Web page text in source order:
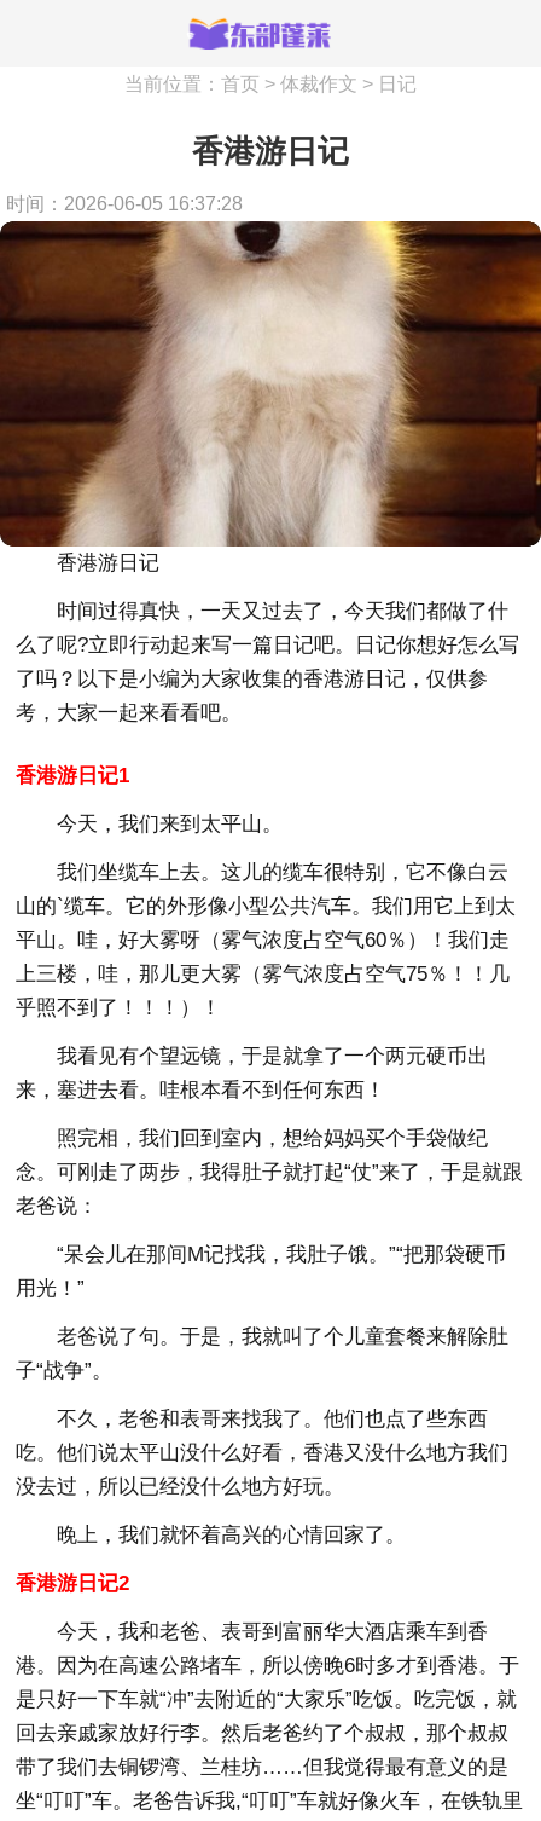
当前位置： 首页 > 体裁作文 > 日记
香港游日记
时间：2026-06-05 16:37:28
香港游日记
时间过得真快，一天又过去了，今天我们都做了什
么了呢?立即行动起来写一篇日记吧。日记你想好怎么写
了吗？以下是小编为大家收集的香港游日记，仅供参
考，大家一起来看看吧。
香港游日记1
今天，我们来到太平山。
我们坐缆车上去。这儿的缆车很特别，它不像白云
山的`缆车。它的外形像小型公共汽车。我们用它上到太
平山。哇，好大雾呀（雾气浓度占空气60％）！我们走
上三楼，哇，那儿更大雾（雾气浓度占空气75％！！几
乎照不到了！！！）！
我看见有个望远镜，于是就拿了一个两元硬币出
来，塞进去看。哇根本看不到任何东西！
照完相，我们回到室内，想给妈妈买个手袋做纪
念。可刚走了两步，我得肚子就打起“仗”来了，于是就跟
老爸说：
“呆会儿在那间M记找我，我肚子饿。”“把那袋硬币
用光！”
老爸说了句。于是，我就叫了个儿童套餐来解除肚
子“战争”。
不久，老爸和表哥来找我了。他们也点了些东西
吃。他们说太平山没什么好看，香港又没什么地方我们
没去过，所以已经没什么地方好玩。
晚上，我们就怀着高兴的心情回家了。
香港游日记2
今天，我和老爸、表哥到富丽华大酒店乘车到香
港。因为在高速公路堵车，所以傍晚6时多才到香港。于
是只好一下车就“冲”去附近的“大家乐”吃饭。吃完饭，就
回去亲戚家放好行李。然后老爸约了个叔叔，那个叔叔
带了我们去铜锣湾、兰桂坊……但我觉得最有意义的是
坐“叮叮”车。老爸告诉我,“叮叮”车就好像火车，在铁轨里